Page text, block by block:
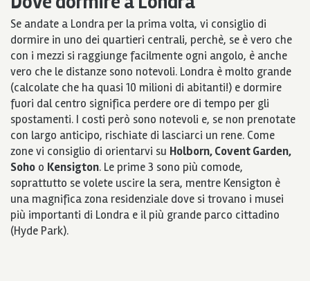
Se andate a Londra per la prima volta, vi consiglio di
dormire in uno dei quartieri centrali, perchè, se è vero che
con i mezzi si raggiunge facilmente ogni angolo, è anche
vero che le distanze sono notevoli. Londra è molto grande
(calcolate che ha quasi 10 milioni di abitanti!) e dormire
fuori dal centro significa perdere ore di tempo per gli
spostamenti. I costi però sono notevoli e, se non prenotate
con largo anticipo, rischiate di lasciarci un rene. Come
zone vi consiglio di orientarvi su Holborn, Covent Garden,
Soho o Kensigton. Le prime 3 sono più comode,
soprattutto se volete uscire la sera, mentre Kensigton è
una magnifica zona residenziale dove si trovano i musei
più importanti di Londra e il più grande parco cittadino
(Hyde Park).